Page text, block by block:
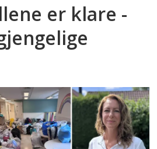
er klare -